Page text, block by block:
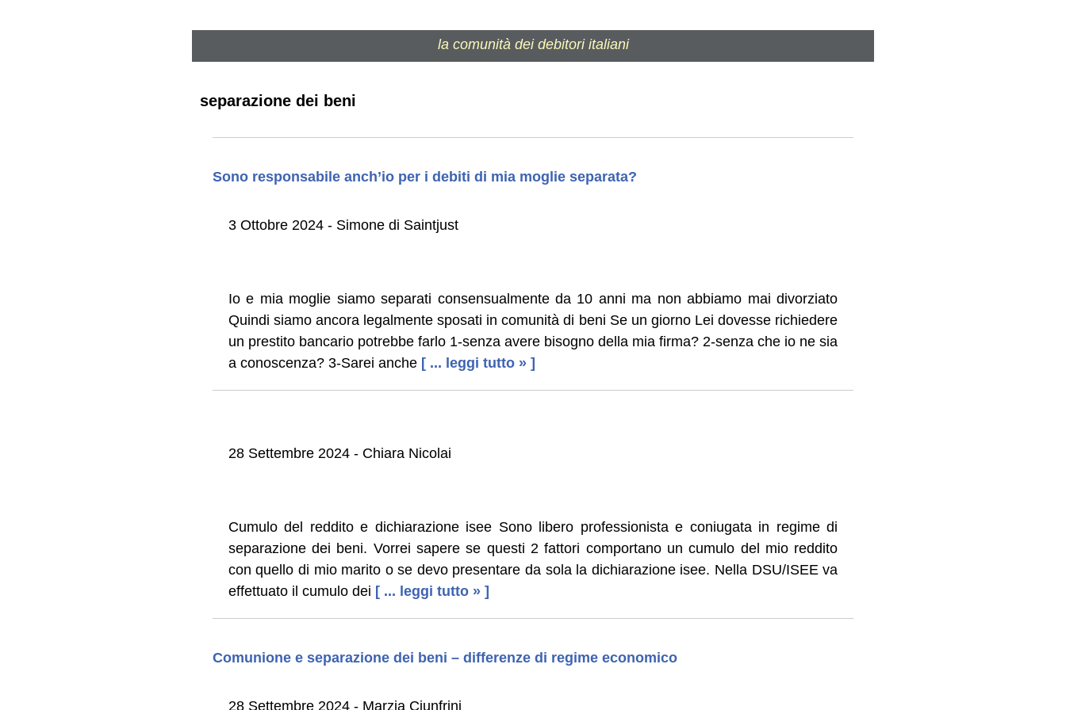
la comunità dei debitori italiani
separazione dei beni
Sono responsabile anch’io per i debiti di mia moglie separata?
3 Ottobre 2024 - Simone di Saintjust
Io e mia moglie siamo separati consensualmente da 10 anni ma non abbiamo mai divorziato
Quindi siamo ancora legalmente sposati in comunità di beni Se un giorno Lei dovesse richiedere
un prestito bancario potrebbe farlo 1-senza avere bisogno della mia firma? 2-senza che io ne sia
a conoscenza? 3-Sarei anche [ ... leggi tutto » ]
28 Settembre 2024 - Chiara Nicolai
Cumulo del reddito e dichiarazione isee Sono libero professionista e coniugata in regime di
separazione dei beni. Vorrei sapere se questi 2 fattori comportano un cumulo del mio reddito
con quello di mio marito o se devo presentare da sola la dichiarazione isee. Nella DSU/ISEE va
effettuato il cumulo dei [ ... leggi tutto » ]
Comunione e separazione dei beni – differenze di regime economico
28 Settembre 2024 - Marzia Ciunfrini